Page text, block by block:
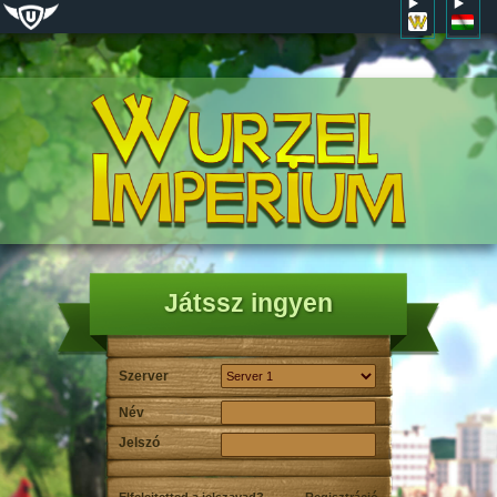
Játssz ingyen
Szerver
Név
Jelszó